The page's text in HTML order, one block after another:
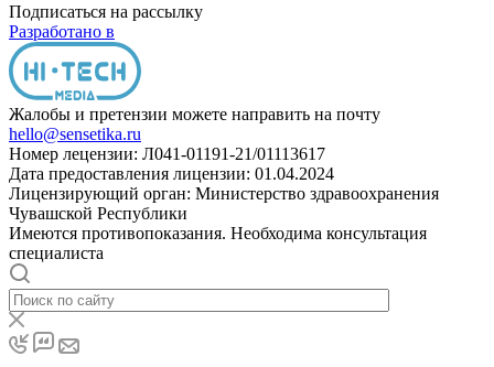
Подписаться на рассылку
Разработано в
Жалобы и претензии можете направить на почту
hello@sensetika.ru
Номер лецензии: Л041-01191-21/01113617
Дата предоставления лицензии: 01.04.2024
Лицензирующий орган: Министерство здравоохранения
Чувашской Республики
Имеются противопоказания. Необходима консультация
специалиста